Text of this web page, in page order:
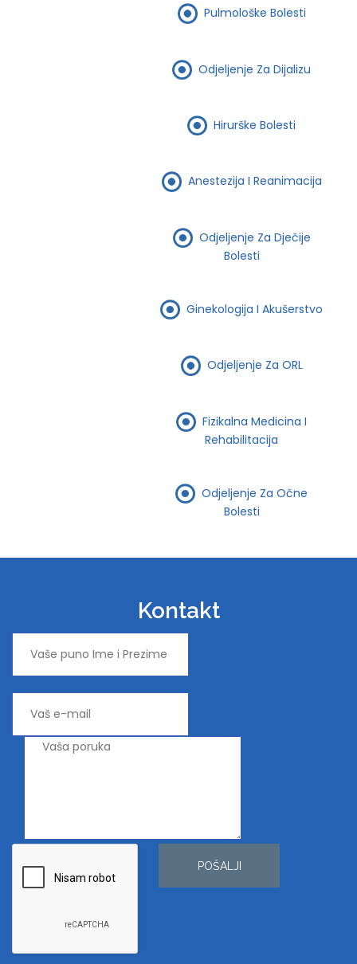
Pulmološke Bolesti
Odjeljenje Za Dijalizu
Hirurške Bolesti
Anestezija I Reanimacija
Odjeljenje Za Dječije
Bolesti
Ginekologija I Akušerstvo
Odjeljenje Za ORL
Fizikalna Medicina I
Rehabilitacija
Odjeljenje Za Očne
Bolesti
Kontakt
POŠALJI